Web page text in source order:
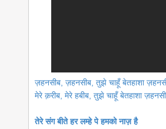
ज़हनसीब, ज़हनसीब, तुझे चाहूँ बेतहाशा
मेरे क़रीब, मेरे हबीब, तुझे चाहूँ बेतहाशा
तेरे संग बीते हर लम्हे पे हमको नाज़ है